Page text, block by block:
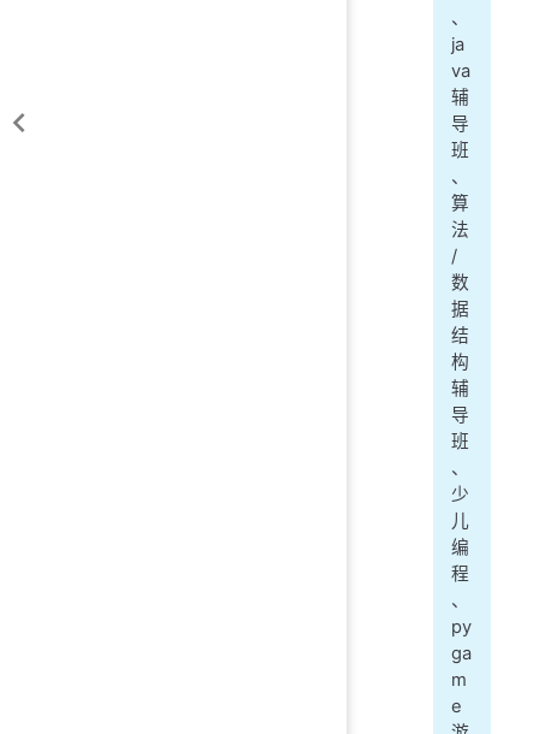
、
ja
va
辅
导
班
、
算
法
/
数
据
结
构
辅
导
班
、
少
儿
编
程
、
py
ga
m
e